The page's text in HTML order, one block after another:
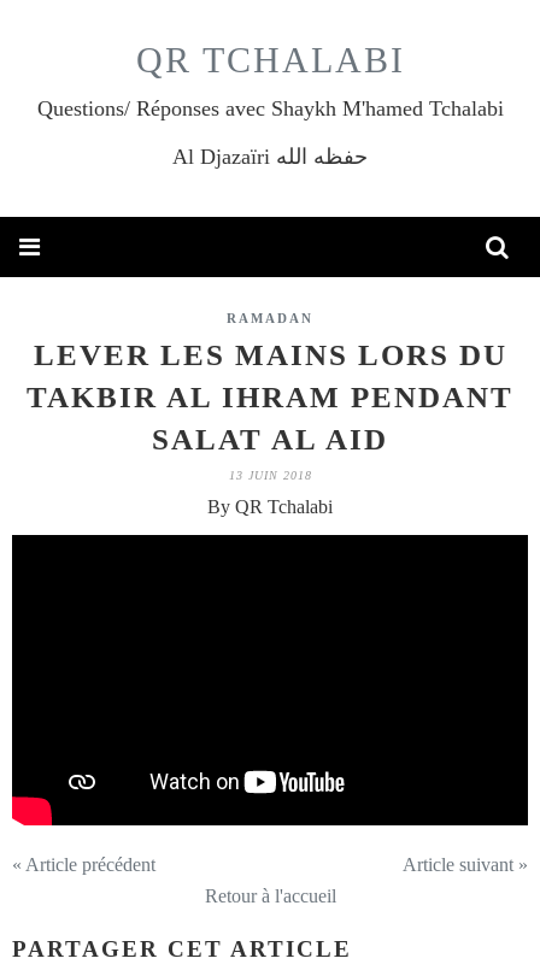
QR TCHALABI
Questions/ Réponses avec Shaykh M'hamed Tchalabi
Al Djazaïri حفظه الله
RAMADAN
LEVER LES MAINS LORS DU
TAKBIR AL IHRAM PENDANT
SALAT AL AID
13 JUIN 2018
By QR Tchalabi
« Article précédent
Article suivant »
Retour à l'accueil
PARTAGER CET ARTICLE